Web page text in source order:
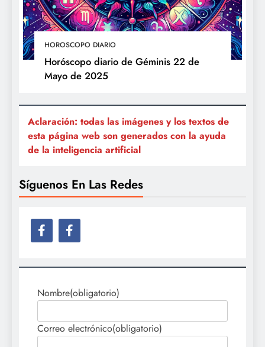
HOROSCOPO DIARIO
Horóscopo diario de Géminis 22 de
Mayo de 2025
Aclaración: todas las imágenes y los textos de
esta página web son generados con la ayuda
de la inteligencia artificial
Síguenos En Las Redes
Nombre(obligatorio)
Correo electrónico(obligatorio)